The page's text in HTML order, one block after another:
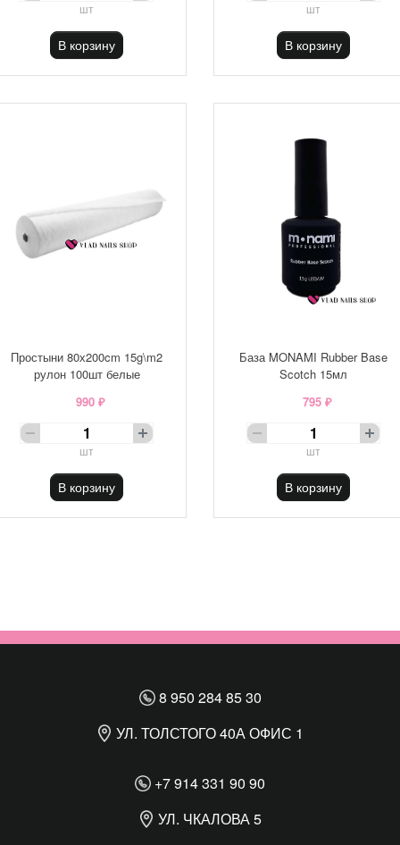
шт
В корзину
шт
В корзину
Простыни 80х200cm 15g\m2
рулон 100шт белые
990 ₽
шт
В корзину
База MONAMI Rubber Base
Scotch 15мл
795 ₽
шт
В корзину
8 950 284 85 30
УЛ. ТОЛСТОГО 40А ОФИС 1
+7 914 331 90 90
УЛ. ЧКАЛОВА 5